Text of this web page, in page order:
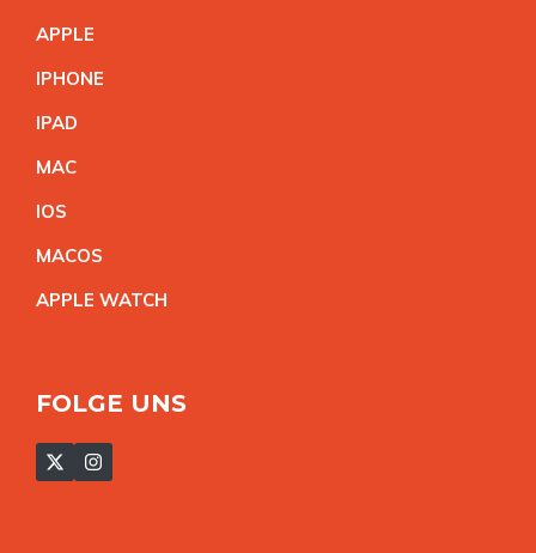
APPLE
IPHONE
IPAD
MAC
IOS
MACOS
APPLE WATCH
FOLGE UNS